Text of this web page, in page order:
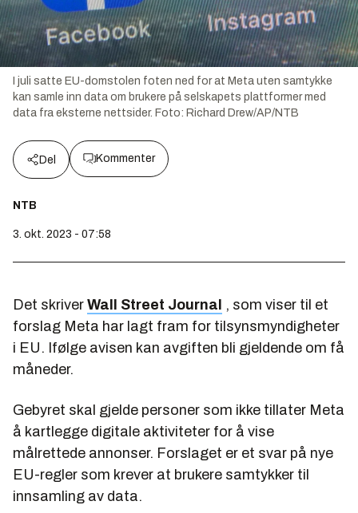
I juli satte EU-domstolen foten ned for at Meta uten samtykke
kan samle inn data om brukere på selskapets plattformer med
data fra eksterne nettsider. Foto: Richard Drew/AP/NTB
Del Kommenter
NTB
3. okt. 2023 - 07:58
Det skriver Wall Street Journal , som viser til et
forslag Meta har lagt fram for tilsynsmyndigheter
i EU. Ifølge avisen kan avgiften bli gjeldende om få
måneder.
Gebyret skal gjelde personer som ikke tillater Meta
å kartlegge digitale aktiviteter for å vise
målrettede annonser. Forslaget er et svar på nye
EU-regler som krever at brukere samtykker til
innsamling av data.